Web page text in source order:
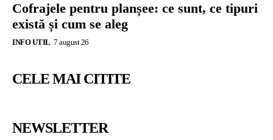
Cofrajele pentru planșee: ce sunt, ce tipuri
există și cum se aleg
INFO UTIL 7 august 26
CELE MAI CITITE
NEWSLETTER